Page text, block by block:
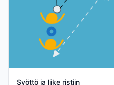
Syöttö ja liike ristiin